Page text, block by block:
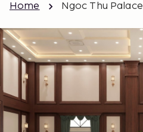
Home Ngoc Thu Palace